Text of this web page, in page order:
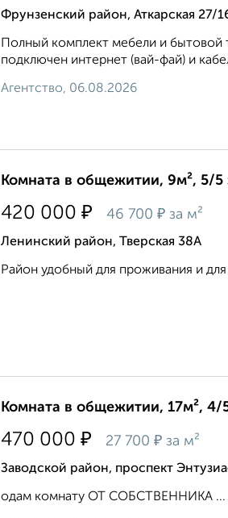
Фрунзенский район, Аткарская 27/
Полный комплект мебели и бытовой
подключен интернет (вай-фай) и
Агентство, 06.08.2026
Комната в общежитии, 9м², 5/5
420 000 ₽ 46 700 ₽ за м²
Ленинский район, Тверская 38А
Район удобный для проживания и для
Комната в общежитии, 17м², 4/
470 000 ₽ 27 700 ₽ за м²
Заводской район, проспект
одам комнату ОТ СОБСТВЕННИКА ...